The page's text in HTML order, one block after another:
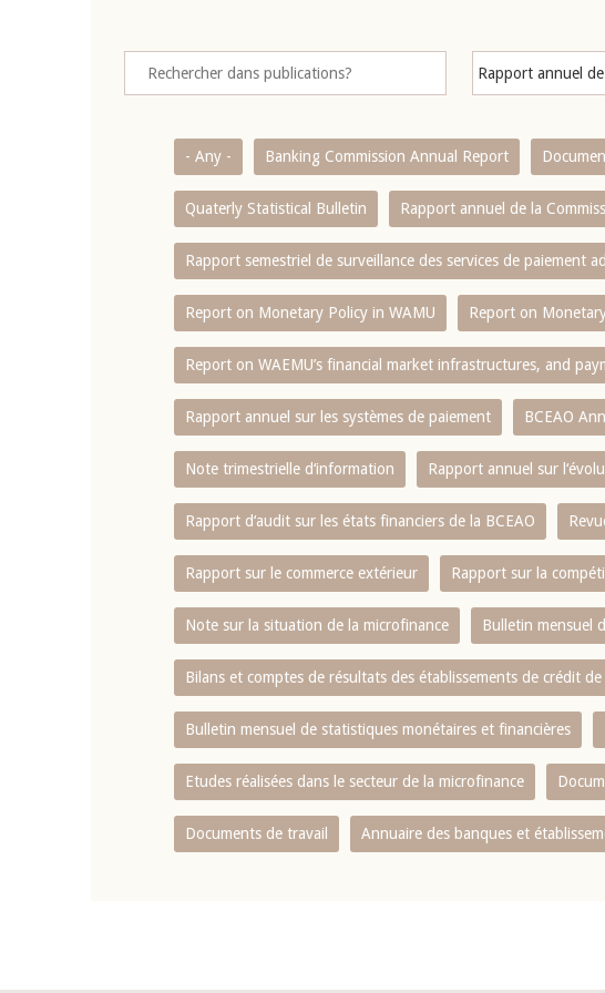
- Any - Banking Commission Annual Report
Quaterly Statistical Bulletin Rapport annuel de la
Rapport semestriel de surveillance des services de paiement
Report on Monetary Policy in WAMU Report on
Report on WAEMU’s financial market infrastructures, and
Rapport annuel sur les systèmes de paiement BCEAO
Note trimestrielle d‘information Rapport annuel sur
Rapport d‘audit sur les états financiers de la BCEAO
Rapport sur le commerce extérieur Rapport sur la
Note sur la situation de la microfinance Bulletin mensuel
Bilans et comptes de résultats des établissements de crédit de
Bulletin mensuel de statistiques monétaires et financières
Etudes réalisées dans le secteur de la microfinance
Documents de travail Annuaire des banques et